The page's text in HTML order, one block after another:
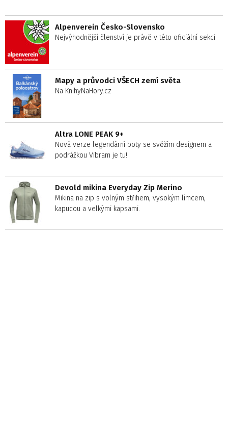
Alpenverein Česko-Slovensko
Nejvýhodnější členství je právě v této oficiální sekci
Mapy a průvodci VŠECH zemí světa
Na KnihyNaHory.cz
Altra LONE PEAK 9+
Nová verze legendární boty se svěžím designem a
podrážkou Vibram je tu!
Devold mikina Everyday Zip Merino
Mikina na zip s volným střihem, vysokým límcem,
kapucou a velkými kapsami.